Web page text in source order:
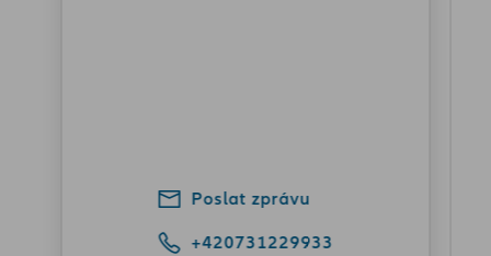
Poslat zprávu
+420731229933